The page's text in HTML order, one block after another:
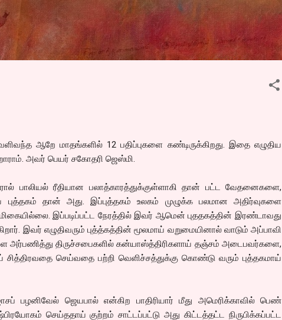
Skip to main content
ஆறே மாதங்களில் 12 பதிப்புகளை கண்டிருக்கிறது. இதை எழுதிய
அவர் பெயர் சகோதரி ஜெஸ்மி.
பாலியல் ரீதியான பலாத்காரத்துக்குள்ளாகி தான் பட்ட வேதனைகளை,
புத்தகம் தான் அது. இப்புத்தகம் உலகம் முழுக்க பலமான அதிர்வுகளை
மிகையில்லை. இப்படிப்பட்ட நேரத்தில் இவர் ஆமென் புததகத்தின் இரண்டாவது
இவர் எழுதிவரும் புத்த்கத்தின் மூலமாய் வறுமையினால் வாடும் அப்பாவி
திருச்சபைகளில் கன்யாஸ்த்திரிகளாய் தஞ்சம் அடைபவர்களை,
சித்திரவதை செய்வதை பற்றி வெளிச்சத்துக்கு கொண்டு வரும் புத்தகமாய்
பழனிவேல் ஜெயபால் என்கிற பாதிரியார் மீது அமெரிக்காவில் பெண்
செய்ததாய் குற்றம் சாட்டப்பட்டு அது கிட்டத்தட்ட நிருபிக்கப்பட்ட